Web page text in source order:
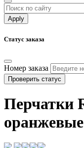
Статус заказа
Номер заказа
Проверить статус
Перчатки
оранжевые